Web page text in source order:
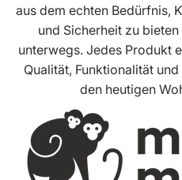
aus dem echten Bedürfnis,
und Sicherheit zu
unterwegs. Jedes Produkt
Qualität, Funktionalität
den heutigen